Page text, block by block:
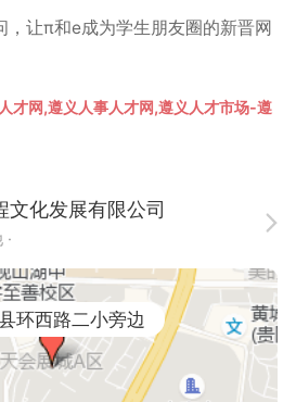
，让π和e成为学生朋友圈的新晋网
才网,遵义人事人才网,遵义人才市场-遵
文化发展有限公司
·
环西路二小旁边